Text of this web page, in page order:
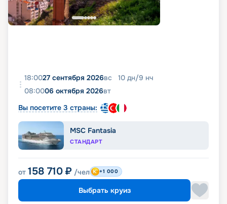
18:0027 сентября 2026вс 10 дн/9 нч
08:0006 октября 2026вт
Вы посетите 3 страны:
MSC Fantasia
СТАНДАРТ
от 158 710 ₽ /чел +1 000
Выбрать круиз